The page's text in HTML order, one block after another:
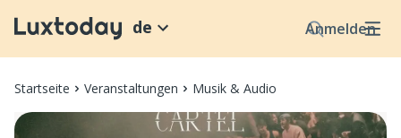
Anmelden
de
Startseite Veranstaltungen Musik & Audio